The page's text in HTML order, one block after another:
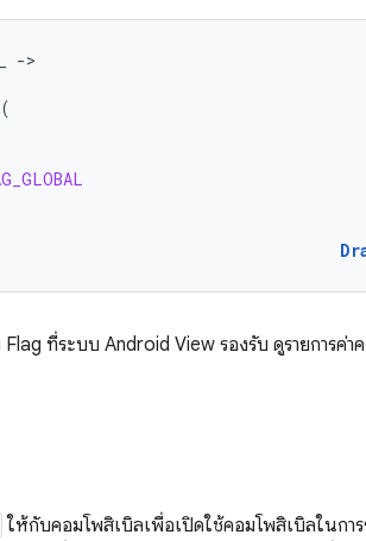
-
(
ที่ระบบ Android View รองรับ ดูรายการค่า
ให้กับคอมโพสิเบิลเพื่อเปิดใช้คอมโพสิเบิลในกา